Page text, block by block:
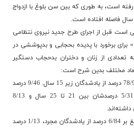
رفته است، به طوری که بین سن بلوغ با ازدواج
است قبل از اجرای طرح جدید نیروی نتظامی
برخورد با پدیده بحجابی و بدپوششی در
از زنان و دختران بدحجاب دستگیر
مختلف بدین شرح است:
از نظر گروه سنی بالغ بر 78/9 درصد از یادشدگان زیر 15 سال. 9/46 درصد
آنها بین 16 تا 20 سال، 5/31 درصدشان بین 21 تا 25 سال و 8/13
به لحاظ وضعیت تاهل بالغ بر 6/84 درصد از یادشدگان مجرد، 1/13 درصد